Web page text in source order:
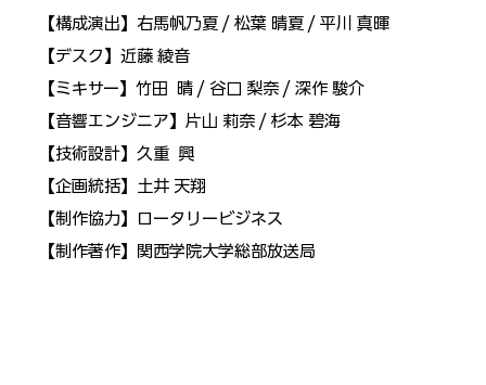
【構成演出】右馬帆乃夏 / 松葉 晴夏 / 平川 真暉
【デスク】近藤 綾音
【ミキサー】竹田  晴 / 谷口 梨奈 / 深作 駿介
【音響エンジニア】片山 莉奈 / 杉本 碧海
【技術設計】久重  興
【企画統括】土井 天翔
【制作協力】ロータリービジネス
【制作著作】関西学院大学総部放送局